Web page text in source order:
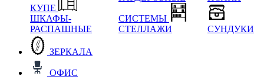
КУПЕ
ШКАФЫ-
РАСПАШНЫЕ
СИСТЕМЫ
СТЕЛЛАЖИ
СУНДУКИ
ЗЕРКАЛА
ОФИС